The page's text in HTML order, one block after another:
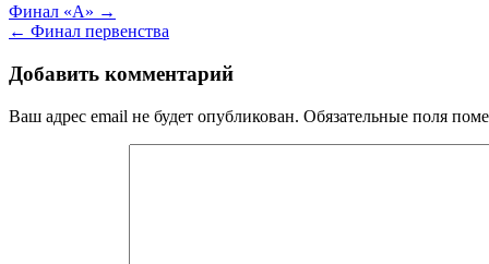
Навигация
по
записям
Финал «А» →
← Финал первенства
Добавить комментарий
Ваш адрес email не будет опубликован. Обязательные поля